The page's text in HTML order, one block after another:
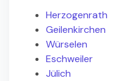
Herzogenrath
Geilenkirchen
Würselen
Eschweiler
Jülich